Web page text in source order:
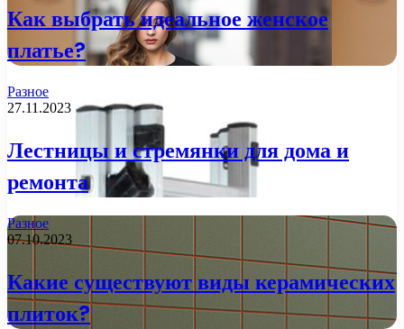
Как выбрать идеальное женское
платье?
Разное
27.11.2023
Лестницы и стремянки для дома и
ремонта
Разное
07.10.2023
Какие существуют виды керамических
плиток?